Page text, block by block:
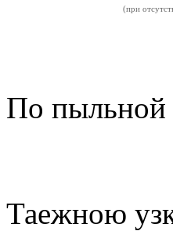
(при
По пыльной
Таежною